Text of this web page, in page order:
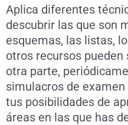
Aplica diferentes
descubrir las que son
esquemas, las listas,
otros recursos pueden
otra parte,
simulacros de
tus posibilidades de
áreas en las que has